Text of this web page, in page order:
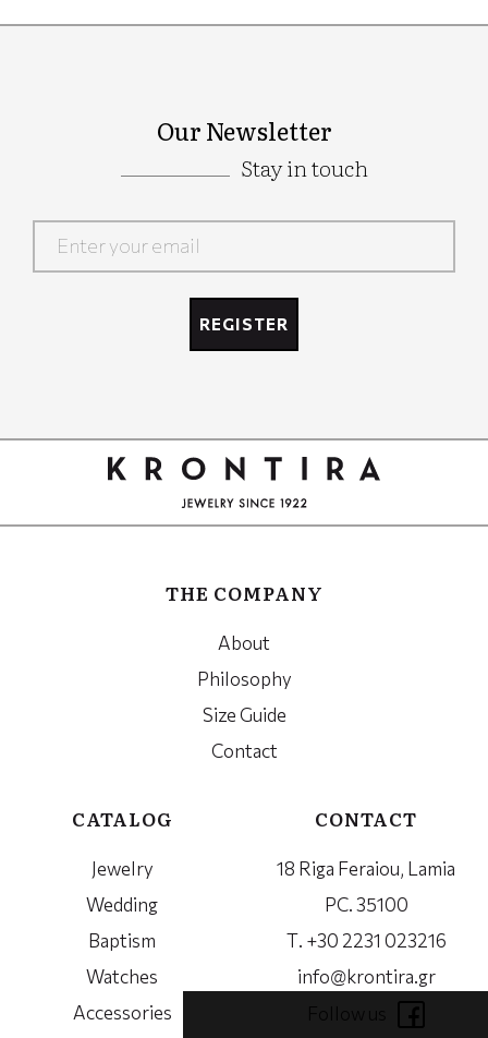
Our Newsletter
Stay in touch
REGISTER
THE COMPANY
About
Philosophy
Size Guide
Contact
CATALOG
Jewelry
Wedding
Baptism
Watches
Accessories
CONTACT
18 Riga Feraiou, Lamia
PC. 35100
Τ. +30 2231 023216
info@krontira.gr